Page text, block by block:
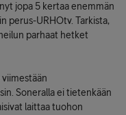
jopa 5 kertaa enemmän
perus-URHOtv. Tarkista,
parhaat hetket
Soneralla ei tietenkään
laittaa tuohon